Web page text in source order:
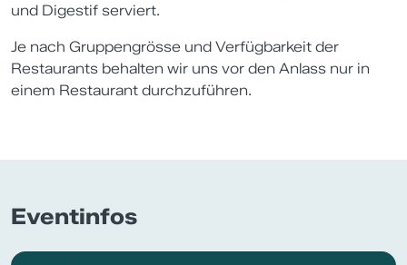
und Digestif serviert.
Je nach Gruppengrösse und Verfügbarkeit der
Restaurants behalten wir uns vor den Anlass nur in
einem Restaurant durchzuführen.
Eventinfos